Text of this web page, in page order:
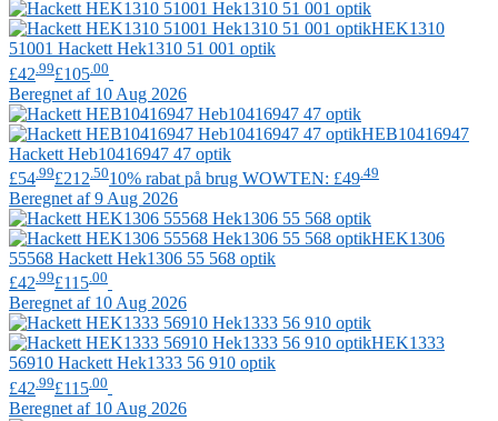
HEK1310
51001 HackettHek1310 51 001 optik
£42 .99£105 .00
Beregnet af 10 Aug 2026
HEB10416947
Hackett Heb10416947 47 optik
£54 .99£212 .5010% rabat på brug WOWTEN: £49 .49
Beregnet af 9 Aug 2026
HEK1306
55568 Hackett Hek1306 55 568 optik
£42.99£115.00
Beregnet af 10 Aug 2026
HEK1333
56910 HackettHek1333 56 910 optik
£42 .99£115 .00
Beregnet af 10 Aug 2026